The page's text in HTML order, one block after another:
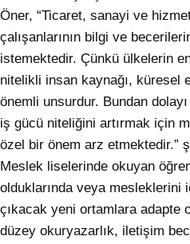
Öner, “Ticaret, sanayi ve
çalışanlarının bilgi ve
istemektedir. Çünkü ülkelerin
nitelikli insan kaynağı, küresel
önemli unsurdur. Bundan
iş gücü niteliğini artırmak için
özel bir önem arz etmektedir.”
Meslek liselerinde okuyan
olduklarında veya mesleklerini
çıkacak yeni ortamlara adapte
düzey okuryazarlık, iletişim